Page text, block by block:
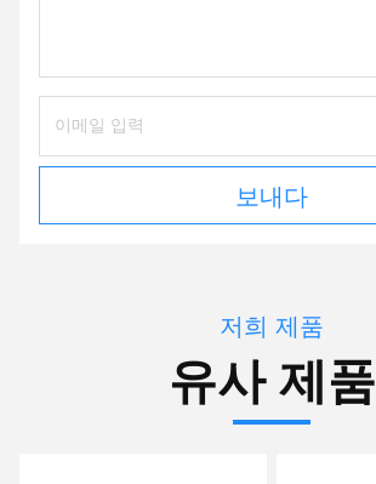
보내다
저희 제품
유사 제품